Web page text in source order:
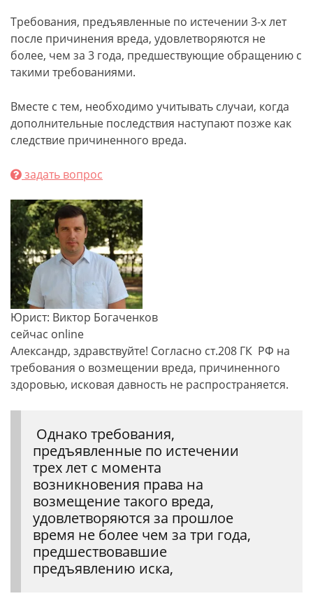
Требования, предъявленные по истечении 3-х лет
после причинения вреда, удовлетворяются не
более, чем за 3 года, предшествующие обращению с
такими требованиями.
Вместе с тем, необходимо учитывать случаи, когда
дополнительные последствия наступают позже как
следствие причиненного вреда.
задать вопрос
Юрист: Виктор Богаченков
сейчас online
Александр, здравствуйте! Согласно ст.208 ГК РФ на
требования о возмещении вреда, причиненного
здоровью, исковая давность не распространяется.
Однако требования,
предъявленные по истечении
трех лет с момента
возникновения права на
возмещение такого вреда,
удовлетворяются за прошлое
время не более чем за три года,
предшествовавшие
предъявлению иска,